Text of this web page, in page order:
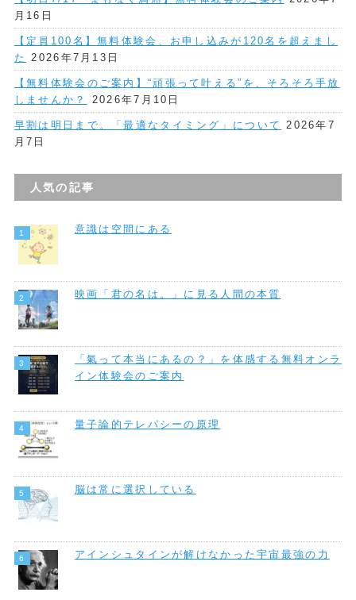
月16日
【定員100名】無料体験会、お申し込みが120名を超えまし
た
2026年7月13日
【無料体験会のご案内】“頑張って叶える”を、そろそろ手放
しませんか？
2026年7月10日
早割は明日まで。「最適なタイミング」について
2026年7
月7日
人気の記事
意識は空間にある
映画「君の名は。」に見る人間の本質
「氣って本当にあるの？」を体感する無料オンラ
イン体験会のご案内
量子論的テレパシーの原理
脳は常に選択している
アインシュタインが解けなかった宇宙最強の力